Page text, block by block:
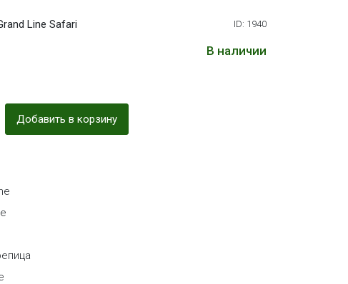
Line Safari ID: 1940
В наличии
Добавить в корзину